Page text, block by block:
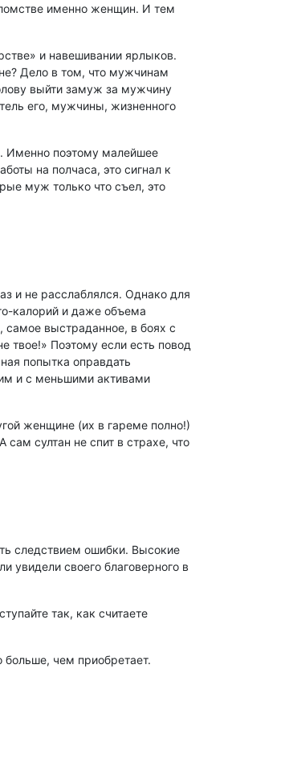
именно женщин. И тем
и навешивании ярлыков.
Дело в том, что мужчинам
выйти замуж за мужчину
его, мужчины, жизненного
Именно поэтому малейшее
на полчаса, это сигнал к
муж только что съел, это
и не расслаблялся. Однако для
калорий и даже объема
выстраданное, в боях с
Поэтому если есть повод
попытка оправдать
и с меньшими активами
женщине (их в гареме полно!)
султан не спит в страхе, что
следствием ошибки. Высокие
увидели своего благоверного в
так, как считаете
больше, чем приобретает.